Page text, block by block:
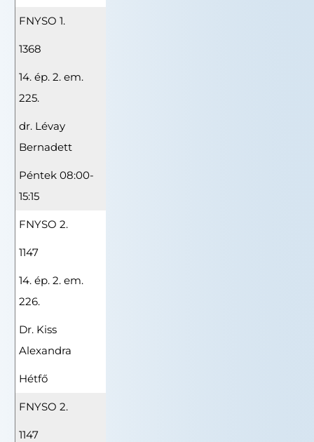
FNYSO 1.
1368
14. ép. 2. em.
225.
dr. Lévay
Bernadett
Péntek 08:00-
15:15
FNYSO 2.
1147
14. ép. 2. em.
226.
Dr. Kiss
Alexandra
Hétfő
FNYSO 2.
1147